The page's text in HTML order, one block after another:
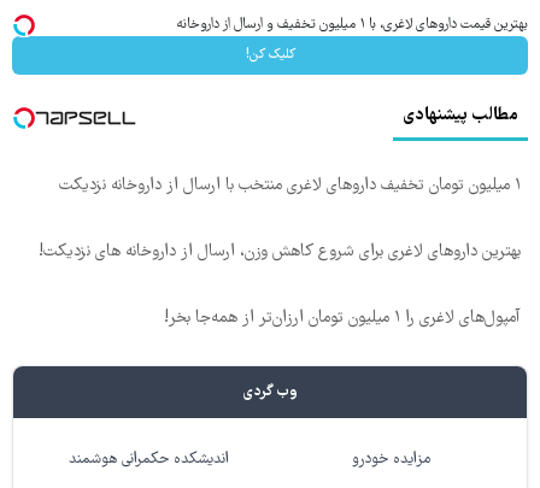
بهترین قیمت داروهای لاغری، با ۱ میلیون تخفیف و ارسال از داروخانه‌
کلیک کن!
مطالب پیشنهادی
۱ میلیون تومان تخفیف داروهای لاغری منتخب با ارسال از داروخانه نزدیکت
بهترین داروهای لاغری برای شروع کاهش وزن، ارسال از داروخانه های نزدیکت!
آمپول‌های لاغری را ۱ میلیون تومان ارزان‌تر از همه‌جا بخر!
وب گردی
مزایده خودرو اندیشکده حکمرانی هوشمند